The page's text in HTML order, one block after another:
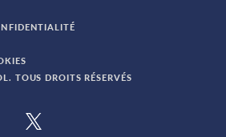
TOUS DROITS RÉSERVÉS